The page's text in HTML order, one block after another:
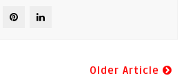
Older Article